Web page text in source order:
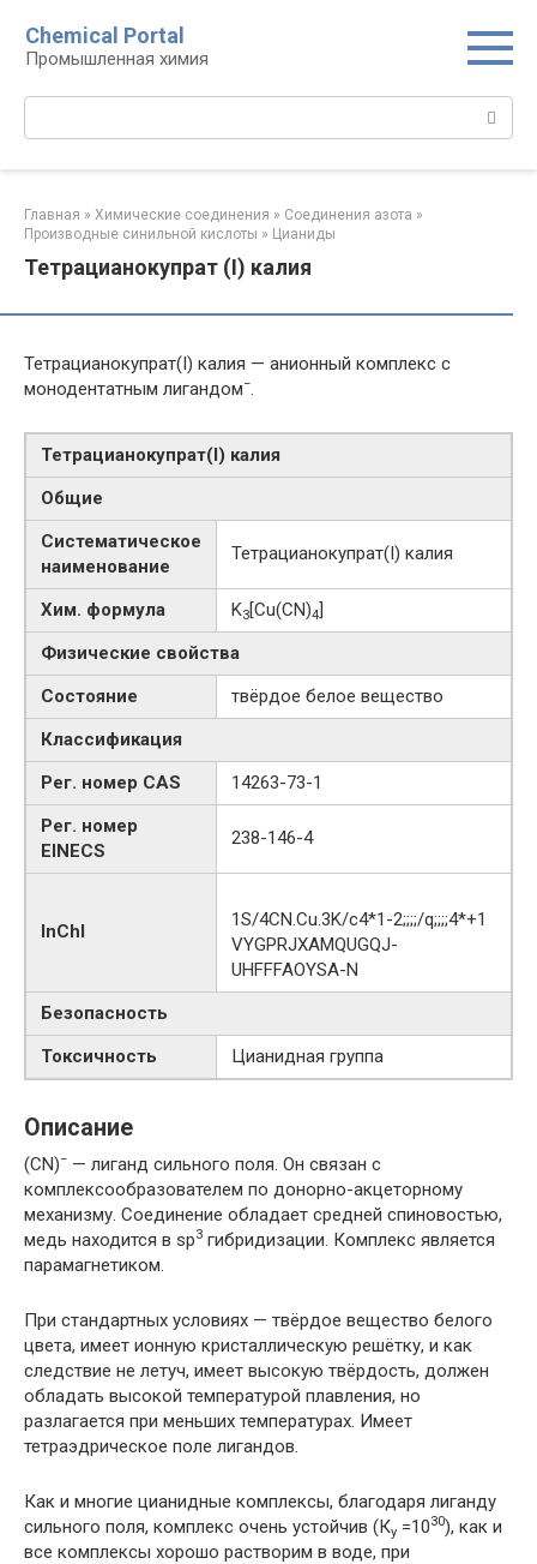
контенту
Chemical Portal
Промышленная химия
Главная » Химические соединения » Соединения азота »
Производные синильной кислоты‎ » Цианиды‎
Тетрацианокупрат (I) калия
Тетрацианокупрат(I) калия — анионный комплекс с
монодентатным лигандом−.
Тетрацианокупрат​(I)​ калия
Общие
Систематическое
наименование
Тетрацианокупрат​(I)​ калия
Хим. формула K3[Cu(CN)4]
Физические свойства
Состояние
твёрдое белое вещество
Классификация
Рег. номер CAS
14263-73-1
Рег. номер
EINECS
238-146-4
InChI
1S/4CN.Cu.3K/c4*1-2;;;;/q;;;;4*+1
VYGPRJXAMQUGQJ-
UHFFFAOYSA-N
Безопасность
Токсичность
Цианидная группа
Описание
(СN)− — лиганд сильного поля. Он связан с
комплексообразователем по донорно-акцеторному
механизму. Соединение обладает средней спиновостью,
медь находится в sp3 гибридизации. Комплекс является
парамагнетиком.
При стандартных условиях — твёрдое вещество белого
цвета, имеет ионную кристаллическую решётку, и как
следствие не летуч, имеет высокую твёрдость, должен
обладать высокой температурой плавления, но
разлагается при меньших температурах. Имеет
тетраэдрическое поле лигандов.
Как и многие цианидные комплексы, благодаря лиганду
сильного поля, комплекс очень устойчив (Ку =1030), как и
все комплексы хорошо растворим в воде, при